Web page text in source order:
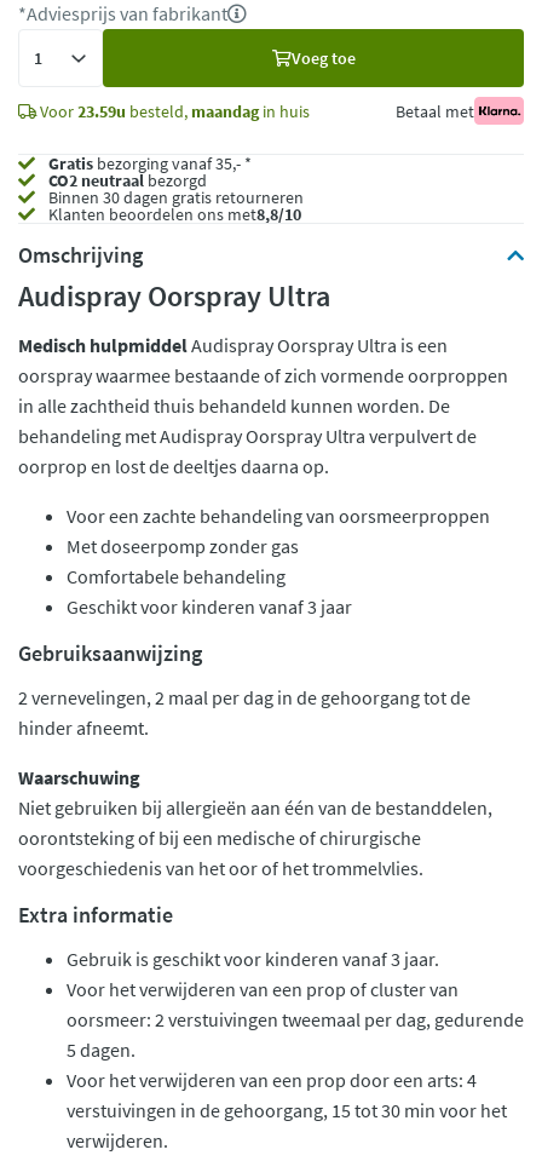
*Adviesprijs van fabrikant
Voeg toe
Voor23.59u besteld, maandagin huis Betaal met
Gratis bezorging vanaf 35,- *
CO2 neutraalbezorgd
Binnen 30 dagen gratis retourneren
Klanten beoordelen ons met8,8/10
Omschrijving
Audispray Oorspray Ultra
Medisch hulpmiddelAudispray Oorspray Ultra is een
oorspray waarmee bestaande of zich vormende oorproppen
in alle zachtheid thuis behandeld kunnen worden. De
behandeling met Audispray Oorspray Ultra verpulvert de
oorprop en lost de deeltjes daarna op.
Voor een zachte behandeling van oorsmeerproppen
Met doseerpomp zonder gas
Comfortabele behandeling
Geschikt voor kinderen vanaf 3 jaar
Gebruiksaanwijzing
2 vernevelingen, 2 maal per dag in de gehoorgang tot de
hinder afneemt.
Waarschuwing
Niet gebruiken bij allergieën aan één van de bestanddelen,
oorontsteking of bij een medische of chirurgische
voorgeschiedenis van het oor of het trommelvlies.
Extra informatie
Gebruik is geschikt voor kinderen vanaf 3 jaar.
Voor het verwijderen van een prop of cluster van
oorsmeer: ​​2 verstuivingen tweemaal per dag, gedurende
5 dagen.
Voor het verwijderen van een prop door een arts: 4
verstuivingen in de gehoorgang, 15 tot 30 min voor het
verwijderen.